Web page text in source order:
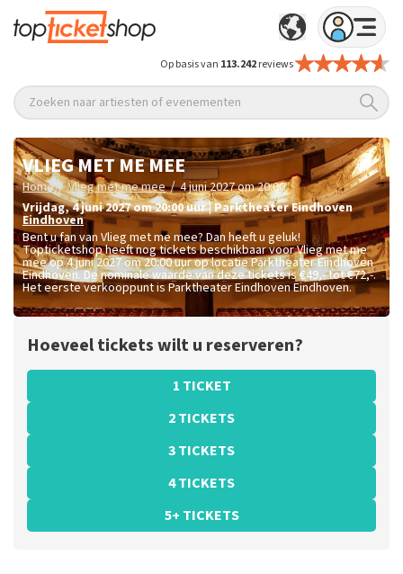
Op basis van 113.242reviews
Zoeken naar artiesten of evenementen
VLIEG MET ME MEE
Home / Vlieg met me mee / 4 juni 2027 om 20:00
vrijdag,4 juni 2027 om 20:00uur|Parktheater Eindhoven
Eindhoven
Bent u fan van Vlieg met me mee? Dan heeft u geluk!
Topticketshop heeft nog tickets beschikbaar voor Vlieg met me
mee op 4 juni 2027 om 20:00 uur op locatie Parktheater Eindhoven
Eindhoven. De nominale waarde van deze tickets is€49,- tot €72,-.
Het eerste verkooppunt is Parktheater Eindhoven Eindhoven.
Hoeveel tickets wilt u reserveren?
1 TICKET
2 TICKETS
3 TICKETS
4 TICKETS
5+ TICKETS